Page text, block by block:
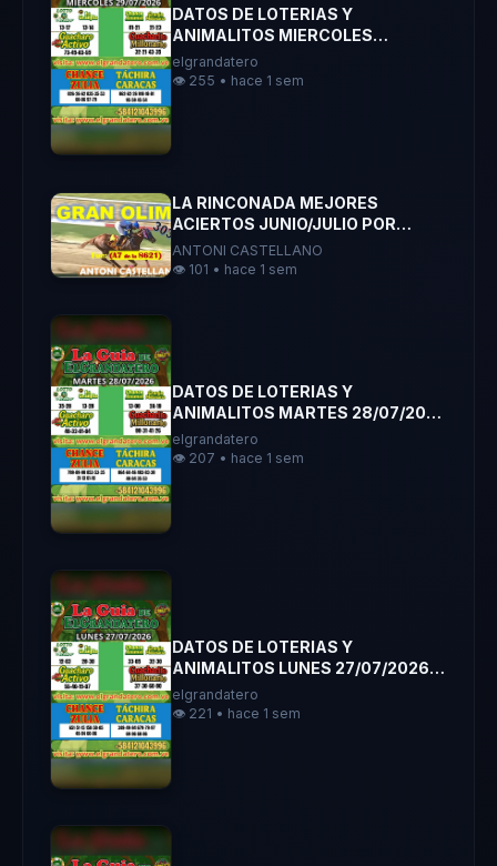
DATOS DE LOTERIAS Y
ANIMALITOS MIERCOLES
29/07/2026 ELGRANDATERO
JOSE EREU
elgrandatero
👁️ 255 • hace 1 sem
LA RINCONADA MEJORES
ACIERTOS JUNIO/JULIO POR
ANTONI CASTELLANO
ANTONI CASTELLANO
👁️ 101 • hace 1 sem
DATOS DE LOTERIAS Y
ANIMALITOS MARTES 28/07/2026
ELGRANDATERO JOSE EREU
elgrandatero
👁️ 207 • hace 1 sem
DATOS DE LOTERIAS Y
ANIMALITOS LUNES 27/07/2026
ELGRANDATERO JOSE EREU
elgrandatero
👁️ 221 • hace 1 sem